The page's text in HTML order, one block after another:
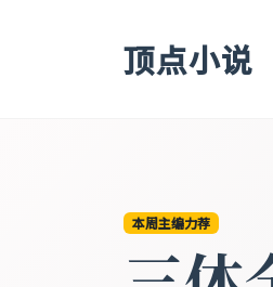
顶点小说
本周主编力荐